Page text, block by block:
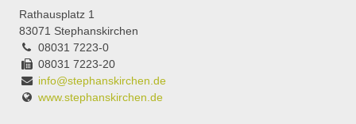
Rathausplatz 1
83071 Stephanskirchen
08031 7223-0
08031 7223-20
info@stephanskirchen.de
www.stephanskirchen.de